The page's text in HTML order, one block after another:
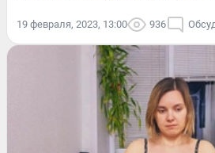
19 февраля, 2023, 13:00 936